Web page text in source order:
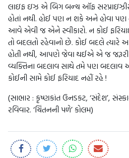
લાઇફ ઇઝ એ બિગ બન્ચ ઑફ
હોતાં નથી. હોઈ પણ ન શકે અને હોવા
આવે એવી જ એને સ્વીકારો. ન કોઈ
તો બદલતો રહેવાનો છે. કોઈ બદલે
હોતી નથી, આપણે જેવા થઈએ એ જ
વ્યક્તિના બદલાવ સાથે તમે પણ બદલાવ
કોઈની સામે કોઈ ફરિયાદ નહીં રહે !
(સાભાર : કૃષ્ણકાંત ઉનડકટ, ‘સંદેશ’,
રવિવાર. ‘ચિંતનની પળે’ કોલમ)